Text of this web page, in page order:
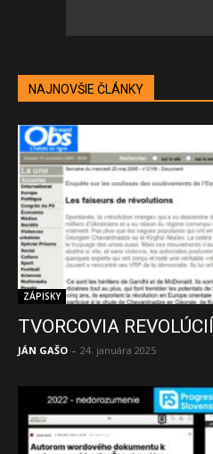
NAJNOVŠIE ČLÁNKY
ZÁPISKY
TVORCOVIA REVOLÚCIÍ
JÁN GAŠO - 24. januára 2025